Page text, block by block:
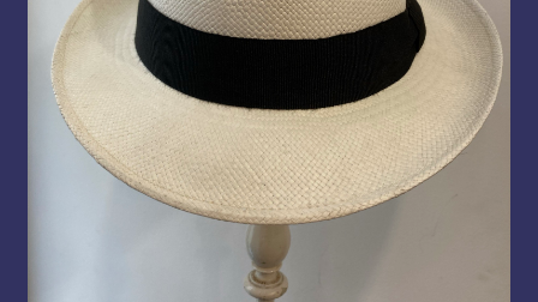
Panier
Politique de cookies (UE)
Validation de la commande